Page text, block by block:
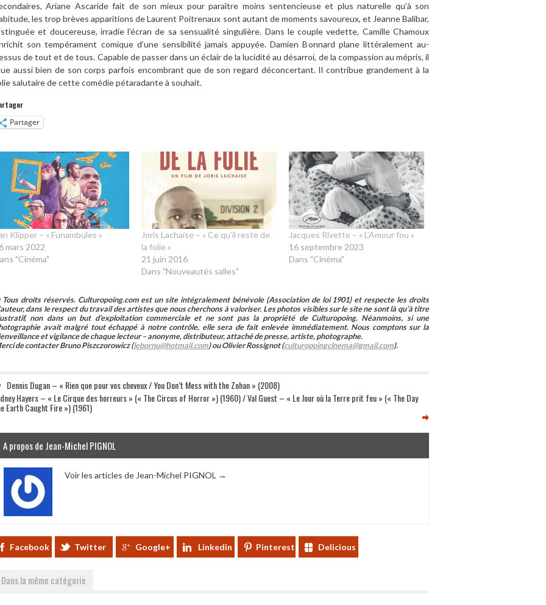
Ariane Ascaride fait de son mieux pour paraître moins sentencieuse et plus naturelle qu’à son
les trop brèves apparitions de Laurent Poitrenaux sont autant de moments savoureux, et Jeanne Balibar,
et doucereuse, irradie l’écran de sa sensualité singulière. Dans le couple vedette, Camille Chamoux
son tempérament comique d’une sensibilité jamais appuyée. Damien Bonnard plane littéralement au-
de tout et de tous. Capable de passer dans un éclair de la lucidité au désarroi, de la compassion au mépris, il
aussi bien de son corps parfois encombrant que de son regard déconcertant. Il contribue grandement à la
salutaire de cette comédie pétaradante à souhait.
Partager
Klipper – « Funambules »
mars 2022
"Cinéma"
Joris Lachaise – « Ce qu’il reste de
la folie »
21 juin 2016
Dans "Nouveautés salles"
Jacques Rivette – « L’Amour fou »
16 septembre 2023
Dans "Cinéma"
droits réservés. Culturopoing.com est un site intégralement bénévole (Association de loi 1901) et respecte les droits
dans le respect du travail des artistes que nous cherchons à valoriser. Les photos visibles sur le site ne sont là qu’à titre
non dans un but d’exploitation commerciale et ne sont pas la propriété de Culturopoing. Néanmoins, si une
avait malgré tout échappé à notre contrôle, elle sera de fait enlevée immédiatement. Nous comptons sur la
et vigilance de chaque lecteur – anonyme, distributeur, attaché de presse, artiste, photographe.
de contacter Bruno Piszczorowicz (lebornu@hotmail.com) ou Olivier Rossignot (culturopoingcinema@gmail.com).
Dennis Dugan – « Rien que pour vos cheveux / You Don’t Mess with the Zohan » (2008)
Hayers – « Le Cirque des horreurs » (« The Circus of Horror ») (1960) / Val Guest – « Le Jour où la Terre prit feu » (« The Day
Earth Caught Fire ») (1961)
A propos de Jean-Michel PIGNOL
Voir les articles de Jean-Michel PIGNOL →
Facebook Twitter Google+ Linkedin Pinterest Delicious
Dans la même catégorie